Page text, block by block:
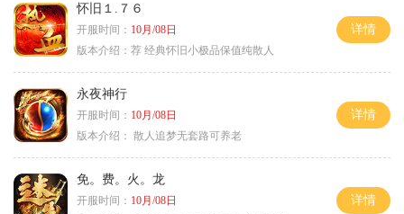
怀旧１.７６
开服时间： 10月/08日
版本介绍： 荐 经典怀旧小极品保值纯散人
详情
永夜神行
开服时间： 10月/08日
版本介绍： 散人追梦无套路可养老
详情
免。费。火。龙
开服时间： 10月/08日
详情